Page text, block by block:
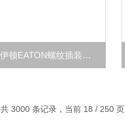
1SE90F35S8伊顿EATON螺纹插装平衡阀1SE90F系列
共 3000 条记录，当前 18 / 250 页